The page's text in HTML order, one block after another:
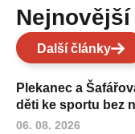
Další články
Plekanec a
děti ke sportu bez
06. 08. 2026